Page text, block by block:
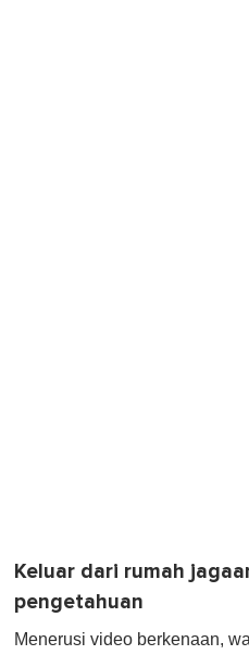
Keluar dari rumah
pengetahuan
Menerusi video berkenaan,